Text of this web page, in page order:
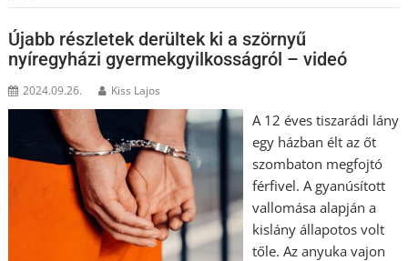
Újabb részletek derültek ki a szörnyű
nyíregyházi gyermekgyilkosságról – videó
2024.09.26. Kiss Lajos
A 12 éves tiszarádi lány
egy házban élt az őt
szombaton megfojtó
férfivel. A gyanúsított
vallomása alapján a
kislány állapotos volt
tőle. Az anyuka vajon